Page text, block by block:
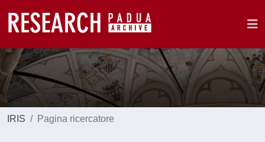
IRIS Pagina ricercatore